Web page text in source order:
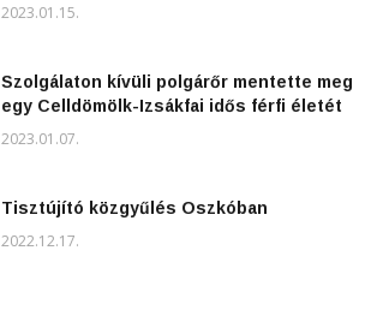
2023.01.15.
Szolgálaton kívüli polgárőr mentette meg
egy Celldömölk-Izsákfai idős férfi életét
2023.01.07.
Tisztújító közgyűlés Oszkóban
2022.12.17.